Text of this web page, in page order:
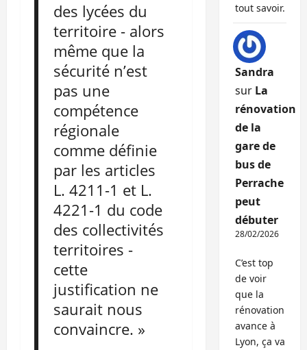
des lycées du
territoire - alors
même que la
sécurité n’est
pas une
compétence
régionale
comme définie
par les articles
L. 4211-1 et L.
4221-1 du code
des collectivités
territoires -
cette
justification ne
saurait nous
convaincre. »
tout savoir.
Sandra
sur La
rénovation
de la
gare de
bus de
Perrache
peut
débuter
28/02/2026
C’est top
de voir
que la
rénovation
avance à
Lyon, ça va